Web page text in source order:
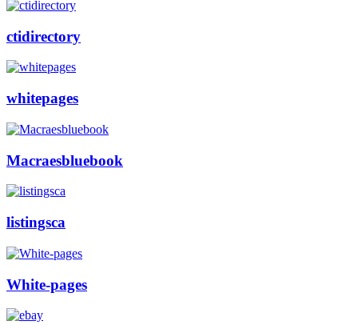
ctidirectory
whitepages
Macraesbluebook
listingsca
White-pages